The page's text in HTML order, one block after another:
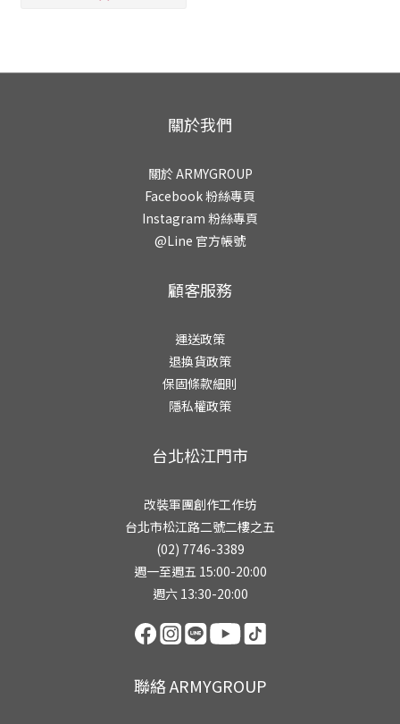
關於我們
關於 ARMYGROUP
Facebook 粉絲專頁
Instagram 粉絲專頁
@Line 官方帳號
顧客服務
運送政策
退換貨政策
保固條款細則
隱私權政策
台北松江門市
改裝軍團創作工作坊
台北市松江路二號二樓之五
(02) 7746-3389
週一至週五 15:00-20:00
週六 13:30-20:00
聯絡 ARMYGROUP